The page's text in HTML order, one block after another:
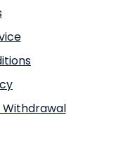
Withdrawal